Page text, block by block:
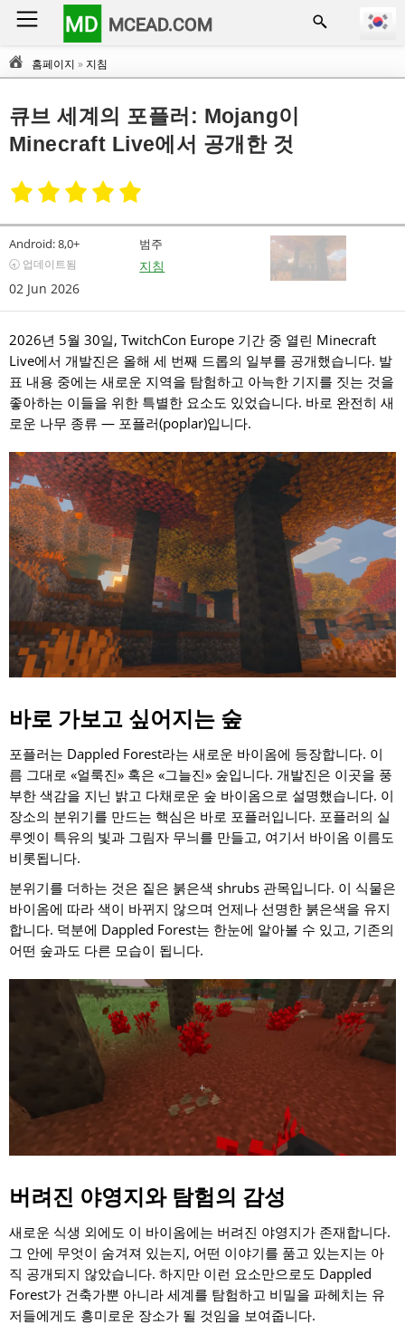
MD MCEAD.COM
홈페이지 » 지침
큐브 세계의 포플러: Mojang이
Minecraft Live에서 공개한 것
Android:8,0+
🕣 업데이트됨
02 Jun 2026
범주
지침
2026년 5월 30일, TwitchCon Europe 기간 중 열린 Minecraft
Live에서 개발진은 올해 세 번째 드롭의 일부를 공개했습니다. 발
표 내용 중에는 새로운 지역을 탐험하고 아늑한 기지를 짓는 것을
좋아하는 이들을 위한 특별한 요소도 있었습니다. 바로 완전히 새
로운 나무 종류 — 포플러(poplar)입니다.
바로 가보고 싶어지는 숲
포플러는 Dappled Forest라는 새로운 바이옴에 등장합니다. 이
름 그대로 «얼룩진» 혹은 «그늘진» 숲입니다. 개발진은 이곳을 풍
부한 색감을 지닌 밝고 다채로운 숲 바이옴으로 설명했습니다. 이
장소의 분위기를 만드는 핵심은 바로 포플러입니다. 포플러의 실
루엣이 특유의 빛과 그림자 무늬를 만들고, 여기서 바이옴 이름도
비롯됩니다.
분위기를 더하는 것은 짙은 붉은색 shrubs 관목입니다. 이 식물은
바이옴에 따라 색이 바뀌지 않으며 언제나 선명한 붉은색을 유지
합니다. 덕분에 Dappled Forest는 한눈에 알아볼 수 있고, 기존의
어떤 숲과도 다른 모습이 됩니다.
버려진 야영지와 탐험의 감성
새로운 식생 외에도 이 바이옴에는 버려진 야영지가 존재합니다.
그 안에 무엇이 숨겨져 있는지, 어떤 이야기를 품고 있는지는 아
직 공개되지 않았습니다. 하지만 이런 요소만으로도 Dappled
Forest가 건축가뿐 아니라 세계를 탐험하고 비밀을 파헤치는 유
저들에게도 흥미로운 장소가 될 것임을 보여줍니다.